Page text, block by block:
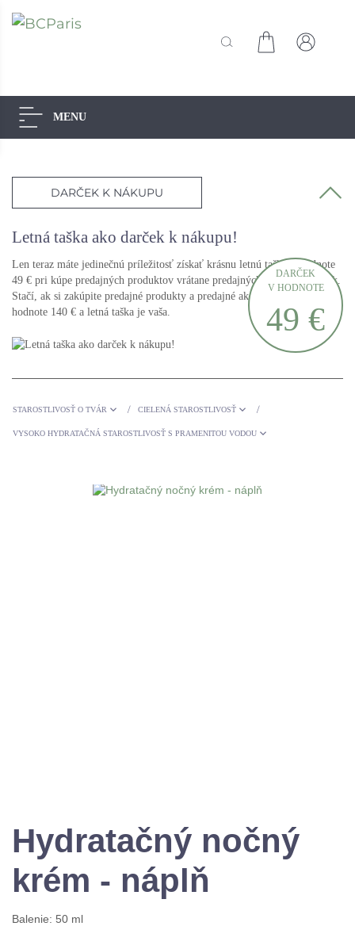
MENU
Akcie
Základná starostlivosť
Cielená starostlivosť
Medové potešenie z laponska
Tajomstvo indiánskej krásy - divoké mango a
cupuacu maslo
Starostlivosť o telo s červeným melónom
Starostlivosť o telo s maracujou
Starostlivosť o telo s ananásom
DARČEK K NÁKUPU
Letná taška ako darček k nákupu!
Len teraz máte jedinečnú príležitosť získať krásnu letnú tašku v hodnote
49 € pri kúpe predajných produktov vrátane predajných akcií ako darček.
Stačí, ak si zakúpite predajné produkty a predajné akcie v minimálnej
hodnote 140 € a letná taška je vaša.
DARČEK
V HODNOTE
49 €
STAROSTLIVOSŤ O TVÁR / CIELENÁ STAROSTLIVOSŤ /
VYSOKO HYDRATAČNÁ STAROSTLIVOSŤ S PRAMENITOU VODOU
Hydratačný nočný
krém - náplň
Balenie: 50 ml